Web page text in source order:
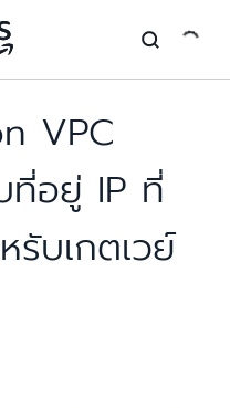
VPC
ที่อยู่ IP ที่
รับเกตเวย์